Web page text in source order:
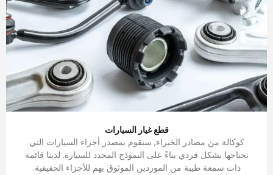
قطع غيار السيارات
كوكالة من مصادر الخبراء, سنقوم بمصدر أجزاء السيارات التي
تحتاجها بشكل فردي بناءً على النموذج المحدد للسيارة. لدينا قائمة
ذات سمعة طيبة من الموردين الموثوق بهم للأجزاء الحقيقية.